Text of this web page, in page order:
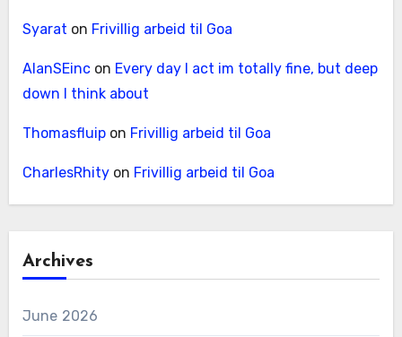
Syarat on Frivillig arbeid til Goa
AlanSEincon Every day I act im totally fine, but deep
down I think about
Thomasfluipon Frivillig arbeid til Goa
CharlesRhityon Frivillig arbeid til Goa
Archives
June 2026